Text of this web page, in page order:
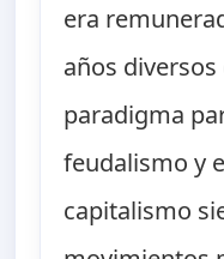
era
años
paradigma
feudalismo y
capitalismo